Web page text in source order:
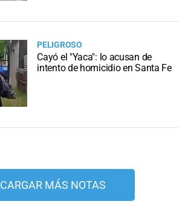
PELIGROSO
Cayó el "Yaca": lo acusan de
intento de homicidio en Santa Fe
CARGAR MÁS NOTAS